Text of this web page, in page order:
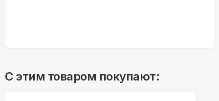
С этим товаром покупают: